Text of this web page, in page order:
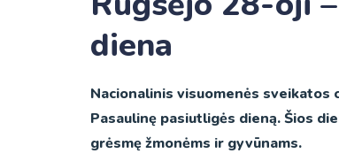
diena
Nacionalinis visuomenės sveikatos
Pasaulinę pasiutligės dieną. Šios
grėsmę žmonėms ir gyvūnams.